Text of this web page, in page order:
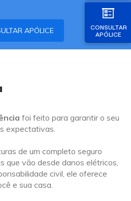
CONSULTAR
APÓLICE
APÓLICE
foi feito para garantir o seu
expectativas.
de um completo seguro
que vão desde danos elétricos,
civil, ele oferece
e sua casa.